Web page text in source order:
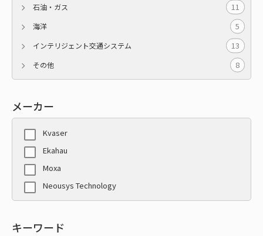
石油・ガス 11
海洋 5
インテリジェント交通システム 13
その他 8
メーカー
Kvaser
Ekahau
Moxa
Neousys Technology
キーワード